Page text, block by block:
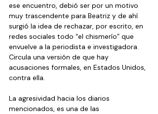
ese encuentro, debió ser por un motivo
muy trascendente para Beatriz y de ahí
surgió la idea de rechazar, por escrito, en
redes sociales todo “el chismerío” que
envuelve a la periodista e investigadora.
Circula una versión de que hay
acusaciones formales, en Estados Unidos,
contra ella.
La agresividad hacia los diarios
mencionados, es una de las